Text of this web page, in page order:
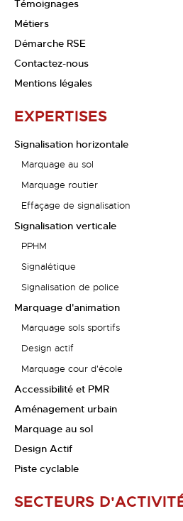
Témoignages
Métiers
Démarche RSE
Contactez-nous
Mentions légales
EXPERTISES
Signalisation horizontale
Marquage au sol
Marquage routier
Effaçage de signalisation
Signalisation verticale
PPHM
Signalétique
Signalisation de police
Marquage d'animation
Marquage sols sportifs
Design actif
Marquage cour d'école
Accessibilité et PMR
Aménagement urbain
Marquage au sol
Design Actif
Piste cyclable
SECTEURS